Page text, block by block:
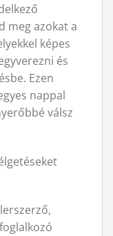
meg azokat a
képes
és
Ezen
nappal
válsz